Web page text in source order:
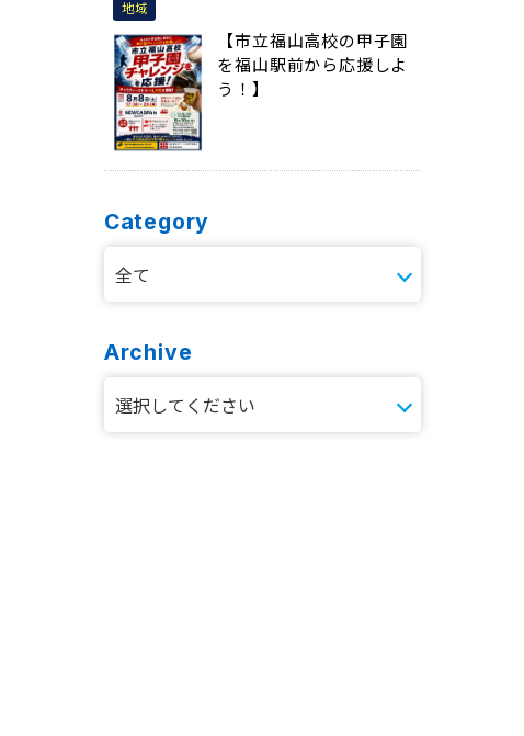
地域
【市立福山高校の甲子園
を福山駅前から応援しよ
う！】
Category
Archive